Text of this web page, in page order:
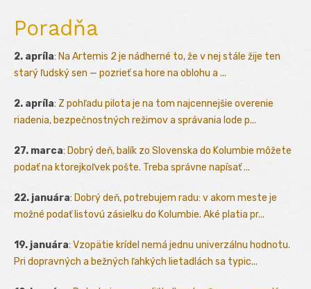
Poradňa
2. apríla: Na Artemis 2 je nádherné to, že v nej stále žije ten
starý ľudský sen — pozrieť sa hore na oblohu a ...
2. apríla: Z pohľadu pilota je na tom najcennejšie overenie
riadenia, bezpečnostných režimov a správania lode p...
27. marca: Dobrý deň, balík zo Slovenska do Kolumbie môžete
podať na ktorejkoľvek pošte. Treba správne napísať ...
22. januára: Dobrý deň, potrebujem radu: v akom meste je
možné podať listovú zásielku do Kolumbie. Aké platia pr...
19. januára: Vzopätie krídel nemá jednu univerzálnu hodnotu.
Pri dopravných a bežných ľahkých lietadlách sa typic...